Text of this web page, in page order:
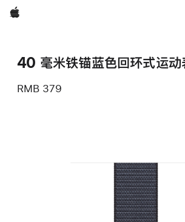
Apple
40 毫米铁锚蓝色回环式运动
RMB 379